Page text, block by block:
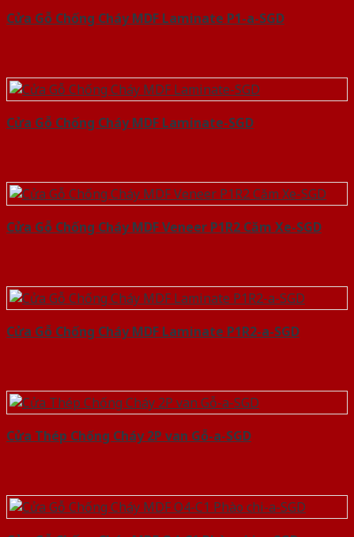
Cửa Gỗ Chống Cháy MDF Laminate P1-a-SGD
Cửa Gỗ Chống Cháy MDF Laminate-SGD
Cửa Gỗ Chống Cháy MDF Veneer P1R2 Căm Xe-SGD
Cửa Gỗ Chống Cháy MDF Laminate P1R2-a-SGD
Cửa Thép Chống Cháy 2P van Gỗ-a-SGD